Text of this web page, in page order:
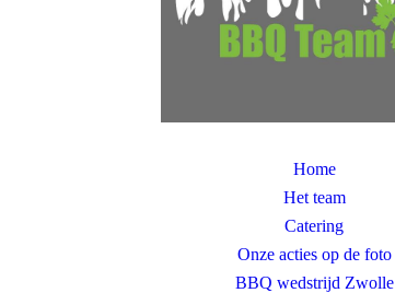
Home
Het team
Catering
Onze acties op de foto
BBQ wedstrijd Zwolle